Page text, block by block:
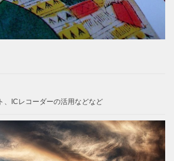
、ICレコーダーの活用などなど